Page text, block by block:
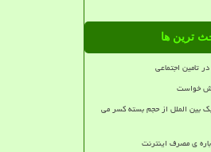
ترین ها
تامین اجتماعی
خواست
بین الملل از حجم بسته کسر می
ی مصرف اینترنت